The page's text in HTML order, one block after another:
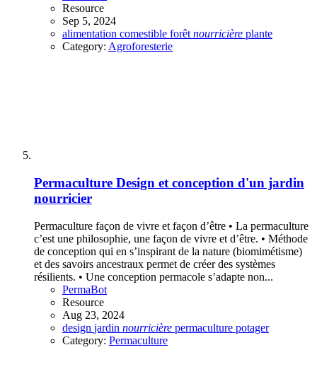
Resource
Sep 5, 2024
alimentation comestible forêt nourricière plante
Category: Agroforesterie
Permaculture Design et conception d'un jardin
nourricier
Permaculture façon de vivre et façon d’être • La permaculture
c’est une philosophie, une façon de vivre et d’être. • Méthode
de conception qui en s’inspirant de la nature (biomimétisme)
et des savoirs ancestraux permet de créer des systèmes
résilients. • Une conception permacole s’adapte non...
PermaBot
Resource
Aug 23, 2024
design jardin nourricière permaculture potager
Category: Permaculture